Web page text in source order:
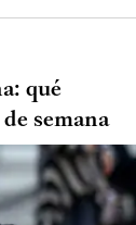
qué
semana